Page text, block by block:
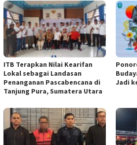
ITB Terapkan Nilai Kearifan
Lokal sebagai Landasan
Penanganan Pascabencana di
Tanjung Pura, Sumatera Utara
Jadi